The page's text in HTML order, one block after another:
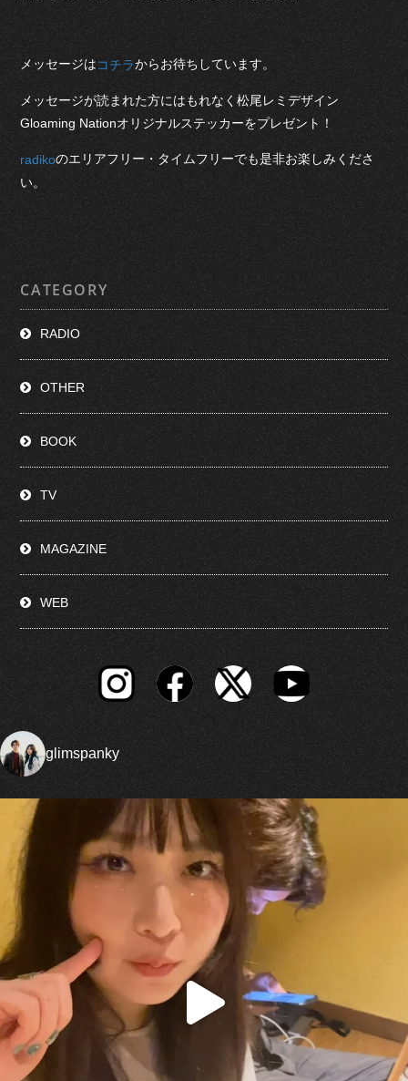
メッセージはコチラからお待ちしています。
メッセージが読まれた方にはもれなく松尾レミデザイン
Gloaming Nationオリジナルステッカーをプレゼント！
radikoのエリアフリー・タイムフリーでも是非お楽しみくださ
い。
CATEGORY
RADIO
OTHER
BOOK
TV
MAGAZINE
WEB
glimspanky